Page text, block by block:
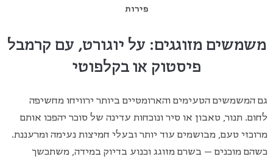
פירות
משמשים מזוגגים: על יוגורט, עם קרמבל
פיסטוק או בקלפוטי
גם המשמשים הטעימים והארומטיים ביותר ירוויחו מחשיפה
לחום. תנור, טאבון או סיר ונוכחות עדינה של סוכר יהפכו אותם
מרוכזי טעם, מבושמים עוד יותר ובעלי חמיצות נעימה ומרעננת.
כשהם מוכנים – בשרם מזוגג וכנוע בדיוק במידה, משתכשך